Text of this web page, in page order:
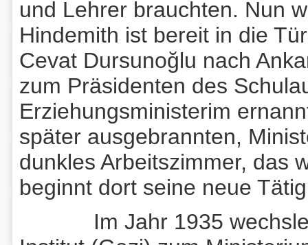
und Lehrer brauchten. Nun
Hindemith ist bereit in die
Cevat Dursunoğlu nach
zum Präsidenten des
Erziehungsministerim
später ausgebrannten,
dunkles Arbeitszimmer, das
beginnt dort seine neue
Im Jahr 1935 wechsle